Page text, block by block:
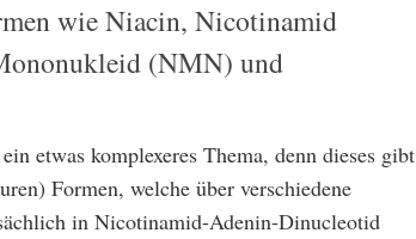
wie Niacin, Nicotinamid
(NMN) und
etwas komplexeres Thema, denn dieses gibt
Formen, welche über verschiedene
in Nicotinamid-Adenin-Dinucleotid